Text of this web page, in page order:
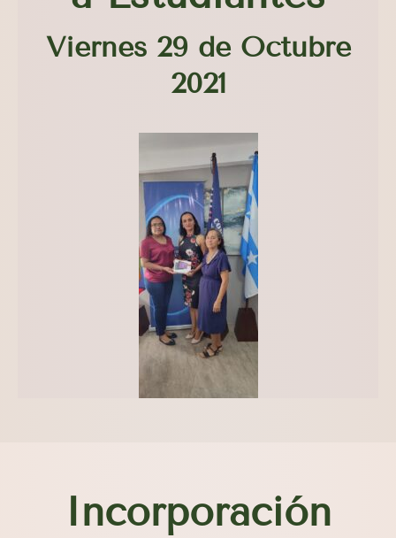
Viernes 29 de Octubre
2021
Incorporación